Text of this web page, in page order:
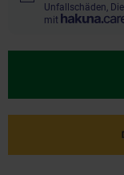
Unfallschäden,
mit